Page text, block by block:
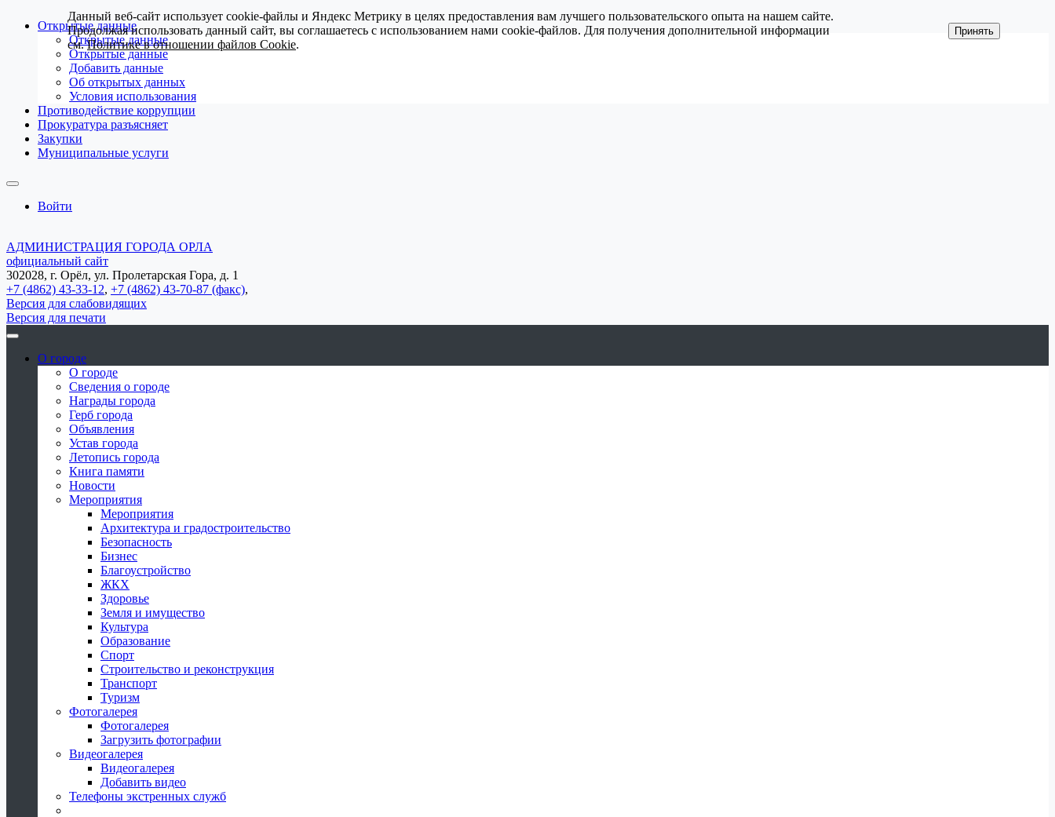
Открытые данные
Открытые данные
Открытые данные
Добавить данные
Об открытых данных
Условия использования
Противодействие коррупции
Прокуратура разъясняет
Закупки
Муниципальные услуги
Войти
АДМИНИСТРАЦИЯ ГОРОДА ОРЛА
официальный сайт
302028, г. Орёл, ул. Пролетарская Гора, д. 1
+7 (4862) 43-33-12, +7 (4862) 43-70-87 (факс),
Версия для слабовидящих
Версия для печати
О городе
О городе
Сведения о городе
Награды города
Герб города
Объявления
Устав города
Летопись города
Книга памяти
Новости
Мероприятия
Мероприятия
Архитектура и градостроительство
Безопасность
Бизнес
Благоустройство
ЖКХ
Здоровье
Земля и имущество
Культура
Образование
Спорт
Строительство и реконструкция
Транспорт
Туризм
Фотогалерея
Фотогалерея
Загрузить фотографии
Видеогалерея
Видеогалерея
Добавить видео
Телефоны экстренных служб
Данный веб-сайт использует cookie-файлы и Яндекс Метрику в целях предоставления вам лучшего пользовательского опыта на нашем сайте.
Продолжая использовать данный сайт, вы соглашаетесь с использованием нами cookie-файлов. Для получения дополнительной информации
см.Политике в отношении файлов Cookie.
Принять